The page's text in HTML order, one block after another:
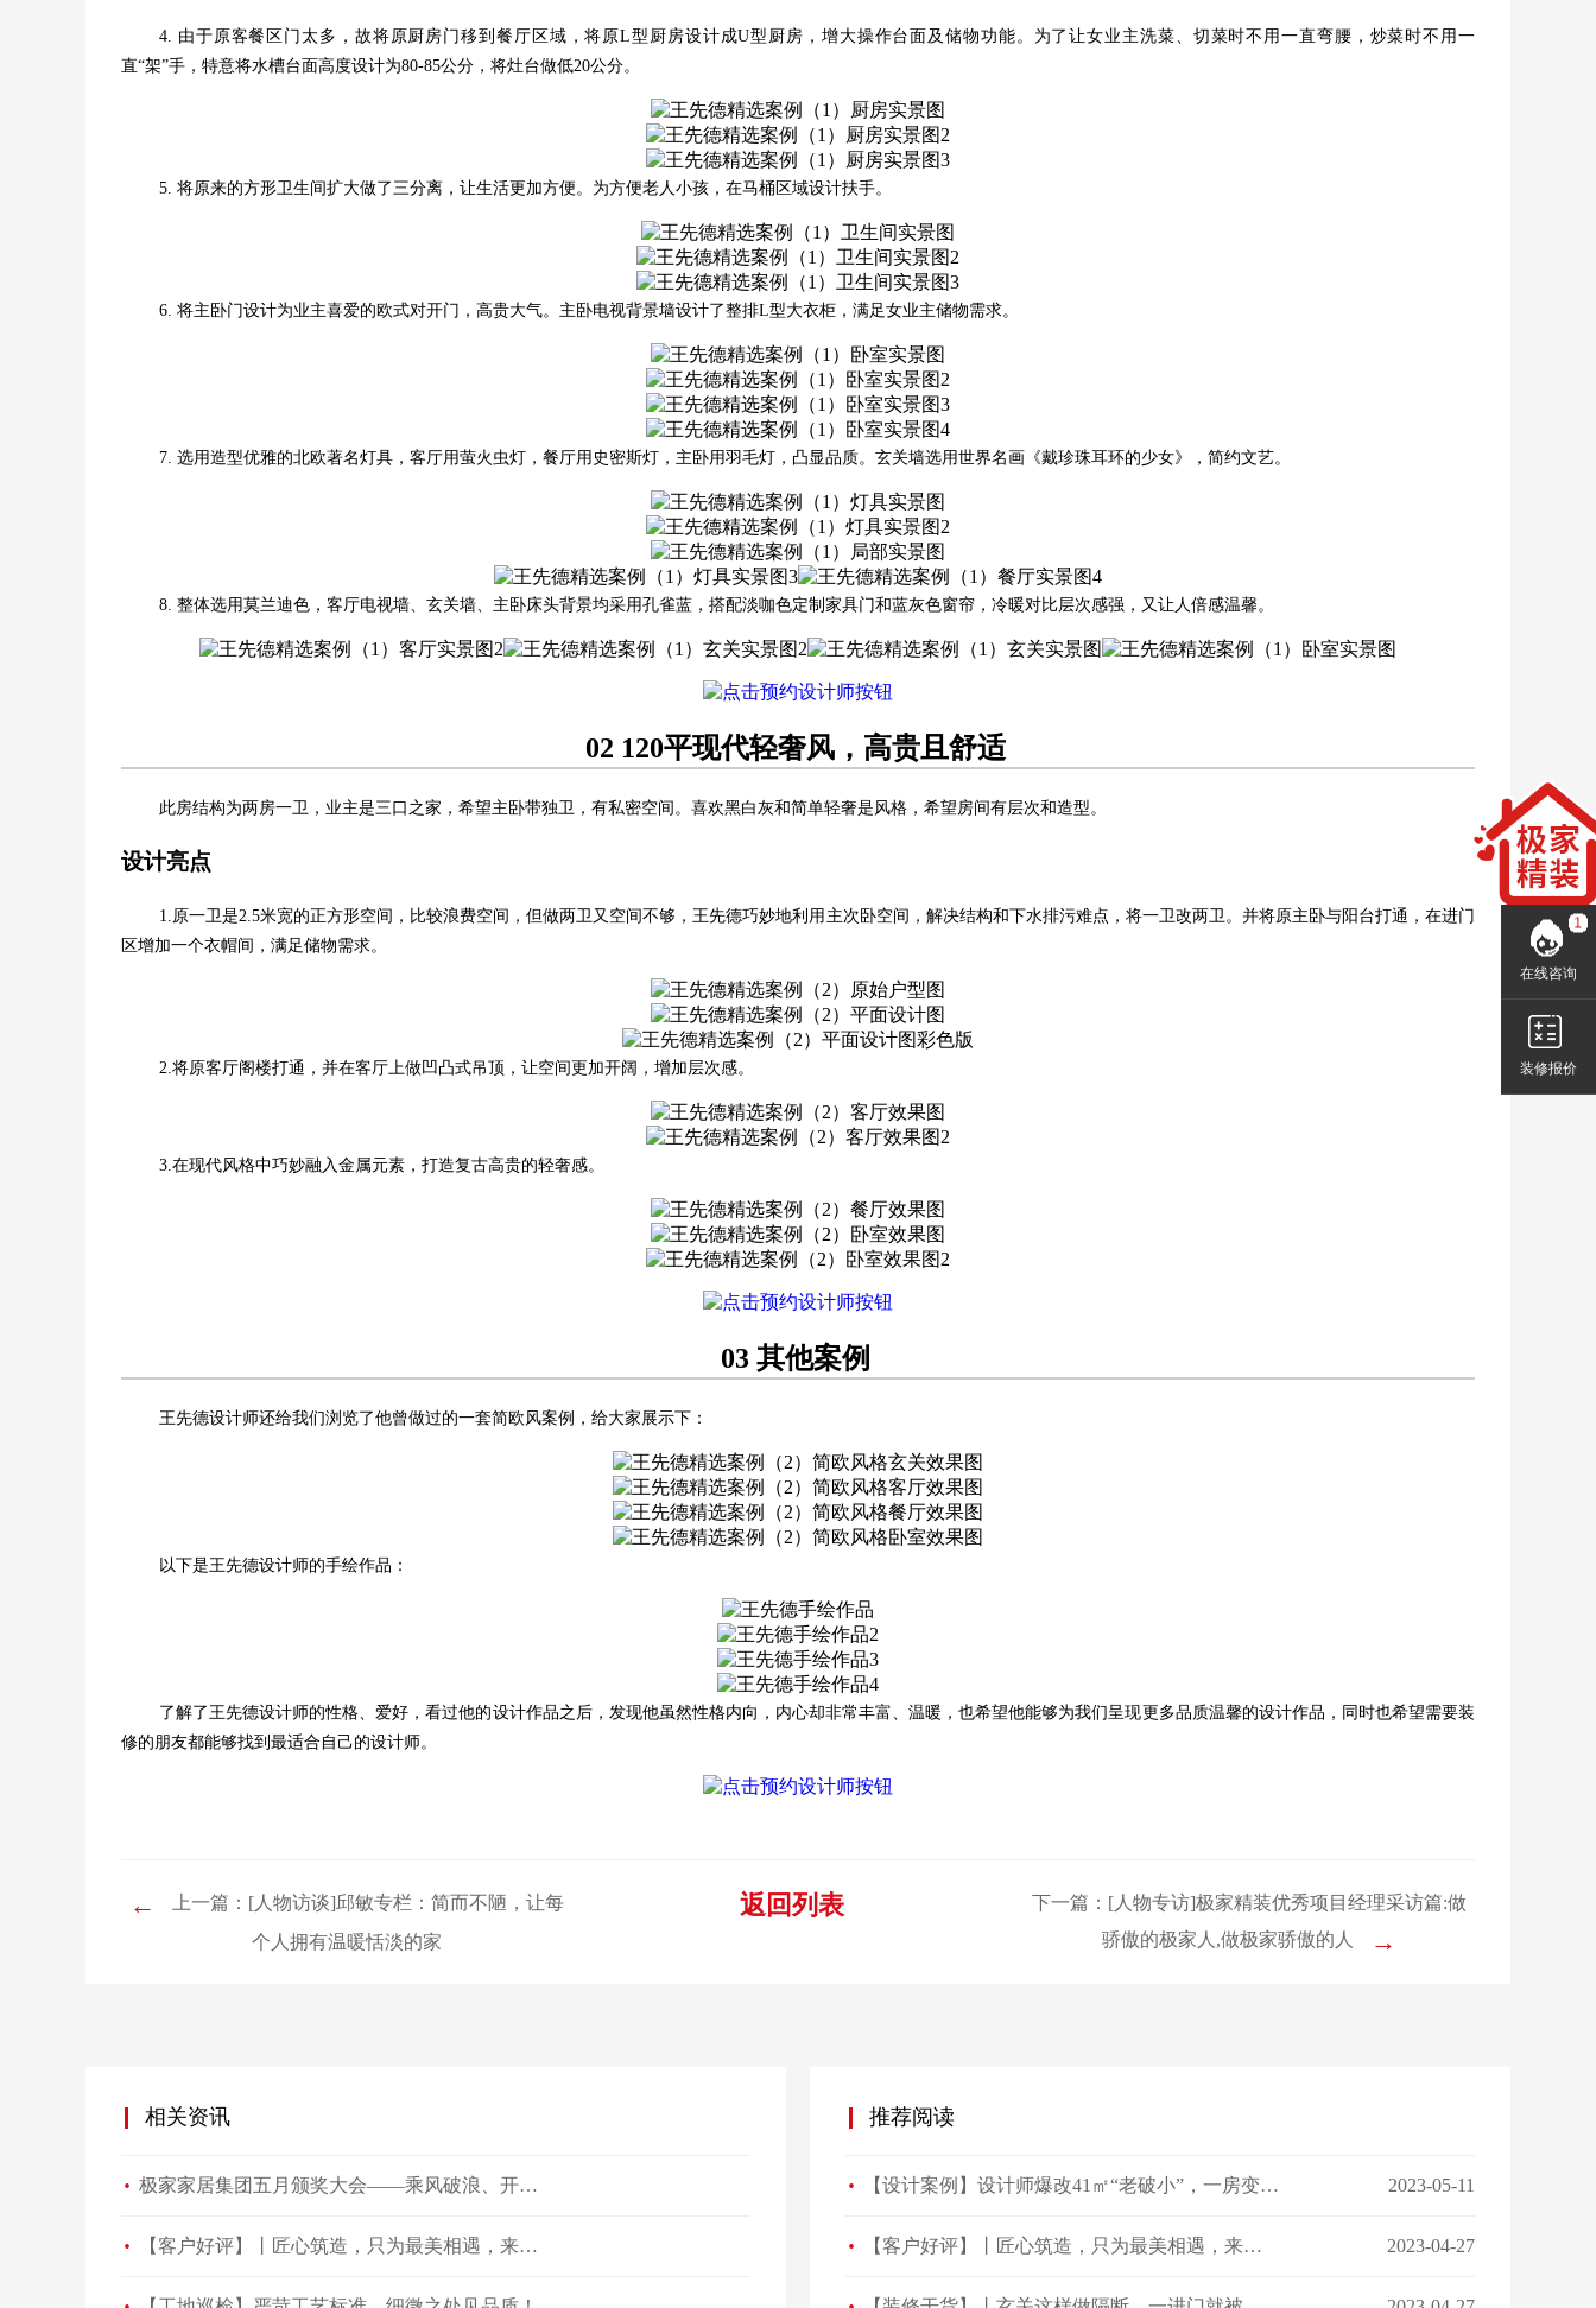
4. 由于原客餐区门太多，故将原厨房门移到餐厅区域，将原L型厨房设计成U型厨房，增大操作台面及储物功能。为了让女业主洗菜、切菜时不用一直弯腰，炒菜时不用一
直“架”手，特意将水槽台面高度设计为80-85公分，将灶台做低20公分。
5. 将原来的方形卫生间扩大做了三分离，让生活更加方便。为方便老人小孩，在马桶区域设计扶手。
6. 将主卧门设计为业主喜爱的欧式对开门，高贵大气。主卧电视背景墙设计了整排L型大衣柜，满足女业主储物需求。
7. 选用造型优雅的北欧著名灯具，客厅用萤火虫灯，餐厅用史密斯灯，主卧用羽毛灯，凸显品质。玄关墙选用世界名画《戴珍珠耳环的少女》，简约文艺。
8. 整体选用莫兰迪色，客厅电视墙、玄关墙、主卧床头背景均采用孔雀蓝，搭配淡咖色定制家具门和蓝灰色窗帘，冷暖对比层次感强，又让人倍感温馨。
02 120平现代轻奢风，高贵且舒适
此房结构为两房一卫，业主是三口之家，希望主卧带独卫，有私密空间。喜欢黑白灰和简单轻奢是风格，希望房间有层次和造型。
设计亮点
1.原一卫是2.5米宽的正方形空间，比较浪费空间，但做两卫又空间不够，王先德巧妙地利用主次卧空间，解决结构和下水排污难点，将一卫改两卫。并将原主卧与阳台打通，在进门
区增加一个衣帽间，满足储物需求。
2.将原客厅阁楼打通，并在客厅上做凹凸式吊顶，让空间更加开阔，增加层次感。
3.在现代风格中巧妙融入金属元素，打造复古高贵的轻奢感。
03 其他案例
王先德设计师还给我们浏览了他曾做过的一套简欧风案例，给大家展示下：
以下是王先德设计师的手绘作品：
了解了王先德设计师的性格、爱好，看过他的设计作品之后，发现他虽然性格内向，内心却非常丰富、温暖，也希望他能够为我们呈现更多品质温馨的设计作品，同时也希望需要装
修的朋友都能够找到最适合自己的设计师。
←
上一篇：[人物访谈]邱敏专栏：简而不陋，让每
个人拥有温暖恬淡的家
返回列表
下一篇：[人物专访]极家精装优秀项目经理采访篇:做
骄傲的极家人,做极家骄傲的人
→
相关资讯
极家家居集团五月颁奖大会——乘风破浪、开拓未来
【客户好评】丨匠心筑造，只为最美相遇，来看看ta们怎么说…
推荐阅读
【设计案例】设计师爆改41㎡“老破小”，一房变三房，住祖孙三代五口人不拥挤！ 2023-05-11
【客户好评】丨匠心筑造，只为最美相遇，来看看ta们怎么说… 2023-04-27
在线咨询
装修报价